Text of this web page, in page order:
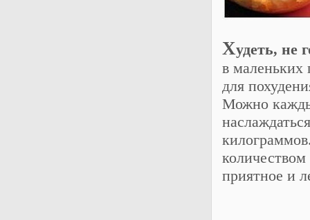
Худеть, не
в маленьких
для
Можно
количеством
приятное и